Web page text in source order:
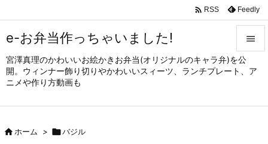
e-お弁当作っちゃいました!
宮澤真理のかわいいお絵かきお弁当(オリジナルのキャラ弁)を公
開。ウィンナー飾り切りやかわいいスィーツ、ランチプレート、ア
ニメや作り方動画も


メニュ
サイド
 RSS Feedly
ホーム > バジル